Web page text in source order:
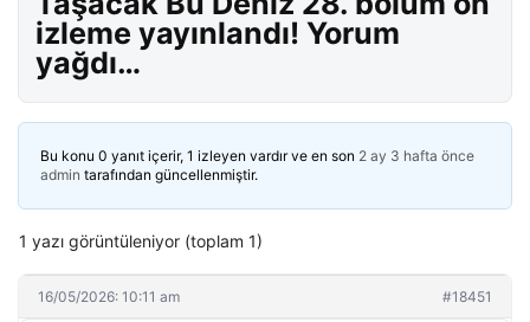
izleme yayınlandı! Yorum
yağdı…
Bu konu 0 yanıt içerir, 1 izleyen vardır ve en son 2 ay 3 hafta önce
admin tarafından güncellenmiştir.
1 yazı görüntüleniyor (toplam 1)
16/05/2026: 10:11 am #18451